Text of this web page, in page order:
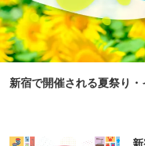
新宿で開催される夏祭り